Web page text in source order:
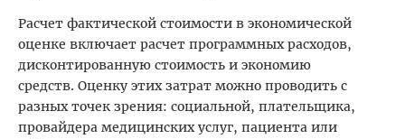
Расчет фактической стоимости в экономической
оценке включает расчет программных расходов,
дисконтированную стоимость и экономию
средств. Оценку этих затрат можно проводить с
разных точек зрения: социальной, плательщика,
провайдера медицинских услуг, пациента или